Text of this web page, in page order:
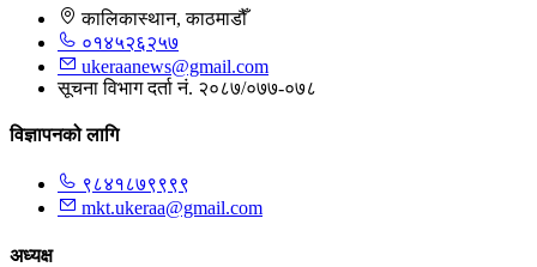
कालिकास्थान, काठमाडौँ
०१४५२६२५७
ukeraanews@gmail.com
सूचना विभाग दर्ता नं. २०८७/०७७-०७८
विज्ञापनको लागि
९८४१८७९९९९
mkt.ukeraa@gmail.com
अध्यक्ष